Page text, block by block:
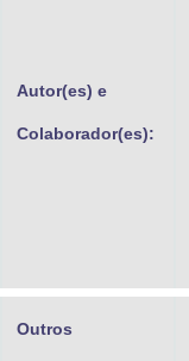
Autor(es) e
Colaborador(es):
Outros